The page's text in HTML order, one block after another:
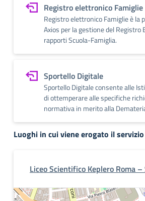
Registro elettronico Famiglie
Registro elettronico Famiglie è la
Axios per la gestione del Registro
rapporti Scuola-Famiglia.
Sportello Digitale
Sportello Digitale consente alle
di ottemperare alle specifiche
normativa in merito alla
Luoghi in cui viene erogato il servizio
Liceo Scientifico Keplero Roma